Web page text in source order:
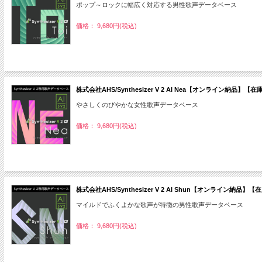
ポップ～ロックに幅広く対応する男性歌声データベース
価格： 9,680円(税込)
株式会社AHS/Synthesizer V 2 AI Nea【オンライン納品】【在庫
やさしくのびやかな女性歌声データベース
価格： 9,680円(税込)
株式会社AHS/Synthesizer V 2 AI Shun【オンライン納品】【在
マイルドでふくよかな歌声が特徴の男性歌声データベース
価格： 9,680円(税込)